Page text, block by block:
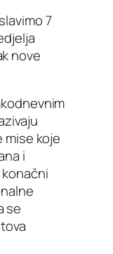
7
nove
mise koje
i
se